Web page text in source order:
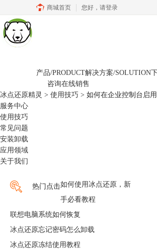
商城首页 您好， 请登录
产品/PRODUCT解决方案/SOLUTION
咨询在线销售
冰点还原精灵 > 使用技巧 > 如何在企业控制台启
服务中心
使用技巧
常见问题
安装卸载
应用领域
关于我们
热门点击如何使用冰点还原，新
手必看教程
联想电脑系统如何恢复
冰点还原忘记密码怎么卸载
冰点还原冻结使用教程